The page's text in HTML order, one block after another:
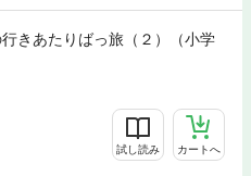
きあたりばっ旅（２）（小学
試し読み カートへ